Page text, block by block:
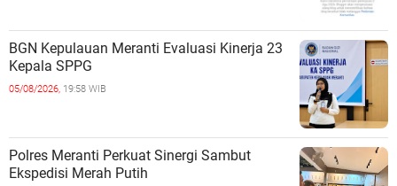
BGN Kepulauan Meranti Evaluasi Kinerja 23
Kepala SPPG
05/08/2026, 19:58 WIB
Polres Meranti Perkuat Sinergi Sambut
Ekspedisi Merah Putih